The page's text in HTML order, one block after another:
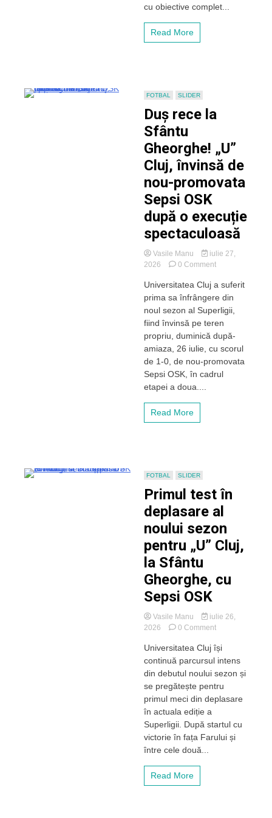
sezon
cu obiective complet...
Read More
FOTBAL SLIDER
Duș rece la
Sfântu
Gheorghe! „U”
Cluj, învinsă de
nou-promovata
Sepsi OSK
după o execuție
spectaculoasă
Vasile Manu
iulie 27,
2026
0 Commenton
rece
la
Sfântu
Cluj,
învinsă
de
nou-
Universitatea Cluj a suferit
prima sa înfrângere din
noul sezon al Superligii,
fiind învinsă pe teren
propriu, duminică după-
amiaza, 26 iulie, cu scorul
de 1-0, de nou-promovata
Sepsi OSK, în cadrul
etapei a doua....
Read More
FOTBAL SLIDER
Primul test în
deplasare al
noului sezon
pentru „U” Cluj,
la Sfântu
Gheorghe, cu
Sepsi OSK
Vasile Manu
iulie 26,
2026
0 Commenton
test
în
deplasare
sezon
„U”
Cluj,
Universitatea Cluj își
continuă parcursul intens
din debutul noului sezon și
se pregătește pentru
primul meci din deplasare
în actuala ediție a
Superligii. După startul cu
victorie în fața Farului și
între cele două...
Read More